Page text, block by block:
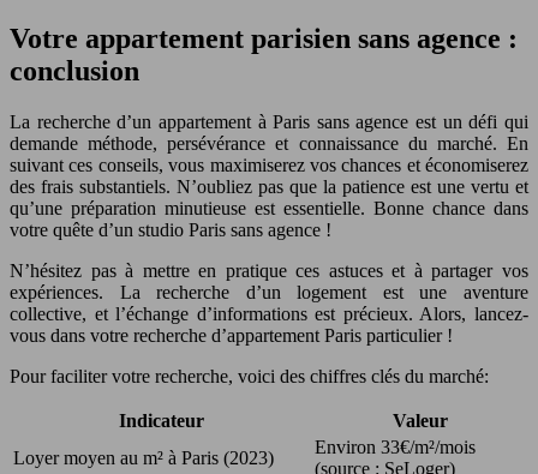
Votre appartement parisien sans agence :
conclusion
La recherche d’un appartement à Paris sans agence est un défi qui
demande méthode, persévérance et connaissance du marché. En
suivant ces conseils, vous maximiserez vos chances et économiserez
des frais substantiels. N’oubliez pas que la patience est une vertu et
qu’une préparation minutieuse est essentielle. Bonne chance dans
votre quête d’un studio Paris sans agence !
N’hésitez pas à mettre en pratique ces astuces et à partager vos
expériences. La recherche d’un logement est une aventure
collective, et l’échange d’informations est précieux. Alors, lancez-
vous dans votre recherche d’appartement Paris particulier !
Pour faciliter votre recherche, voici des chiffres clés du marché:
Indicateur
Valeur
Loyer moyen au m² à Paris (2023)
Environ 33€/m²/mois
(source : SeLoger)